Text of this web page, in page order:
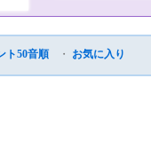
ト50音順 ・ お気に入り